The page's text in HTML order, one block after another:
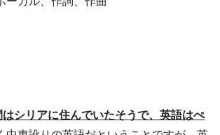
シリアに住んでいたそうで、英語はぺ